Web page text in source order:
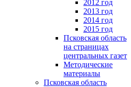
2012 год
2013 год
2014 год
2015 год
Псковская область
на страницах
центральных газет
Методические
материалы
Псковская область